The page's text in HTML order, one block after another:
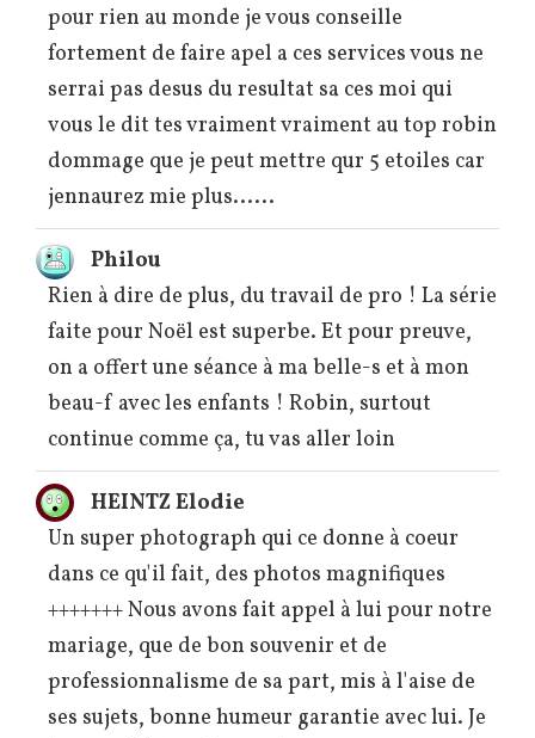
pour rien au monde je vous conseille
fortement de faire apel a ces services vous ne
serrai pas desus du resultat sa ces moi qui
vous le dit tes vraiment vraiment au top robin
dommage que je peut mettre qur 5 etoiles car
jennaurez mie plus......
Philou
Rien à dire de plus, du travail de pro ! La série
faite pour Noël est superbe. Et pour preuve,
on a offert une séance à ma belle-s et à mon
beau-f avec les enfants ! Robin, surtout
continue comme ça, tu vas aller loin
HEINTZ Elodie
Un super photograph qui ce donne à coeur
dans ce qu'il fait, des photos magnifiques
+++++++ Nous avons fait appel à lui pour notre
mariage, que de bon souvenir et de
professionnalisme de sa part, mis à l'aise de
ses sujets, bonne humeur garantie avec lui. Je